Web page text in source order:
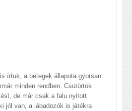
is írtuk, a betegek állapota gyorsan
minden rendben. Csütörtök
de már csak a falu nyitott
jól van, a lábadozók is játékra